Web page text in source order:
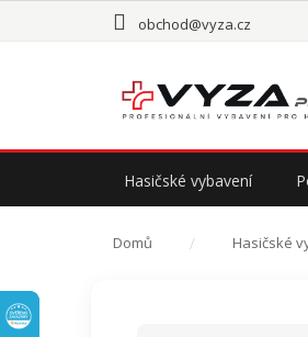
obchod@vyza.cz
Hasičské vybavení
Domů Hasičské